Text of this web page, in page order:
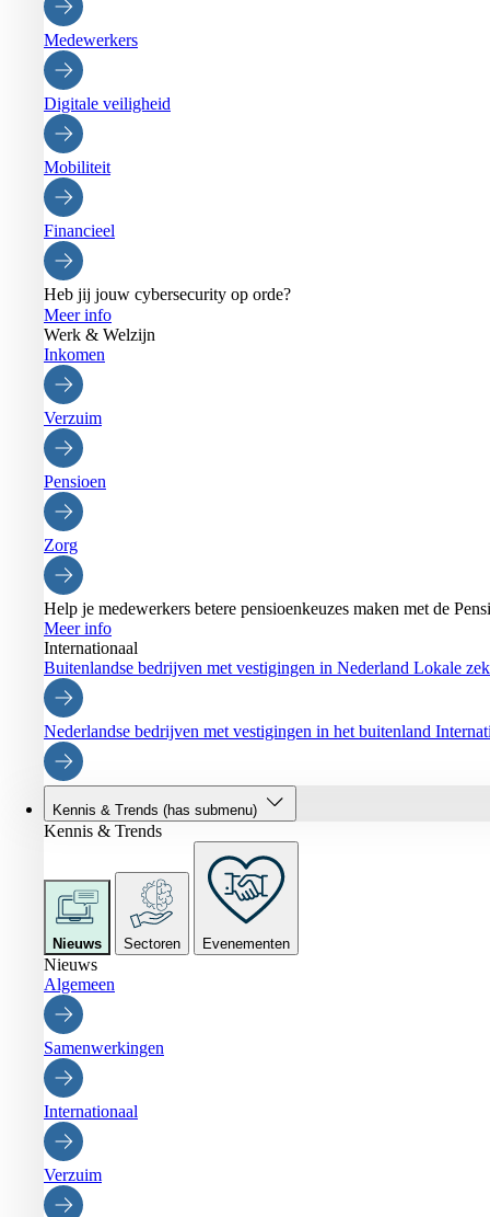
Medewerkers
Digitale veiligheid
Mobiliteit
Financieel
Heb jij jouw cybersecurity op orde?
Meer info
Werk & Welzijn
Inkomen
Verzuim
Pensioen
Zorg
Help je medewerkers betere pensioenkeuzes maken met de
Meer info
Internationaal
Buitenlandse bedrijven met vestigingen in Nederland Lokale
Nederlandse bedrijven met vestigingen in het buitenland
Kennis & Trends (has submenu)
Kennis & Trends
Nieuws Sectoren Evenementen
Nieuws
Algemeen
Samenwerkingen
Internationaal
Verzuim